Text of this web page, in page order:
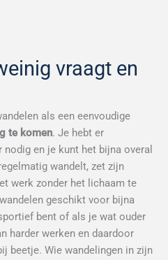
vraagt en
als een eenvoudige
te komen. Je hebt er
en je kunt het bijna overal
wandelt, zet zijn
werk zonder het lichaam te
geschikt voor bijna
bent of als je wat ouder
harder werken en daardoor
beetje. Wie wandelingen in zijn